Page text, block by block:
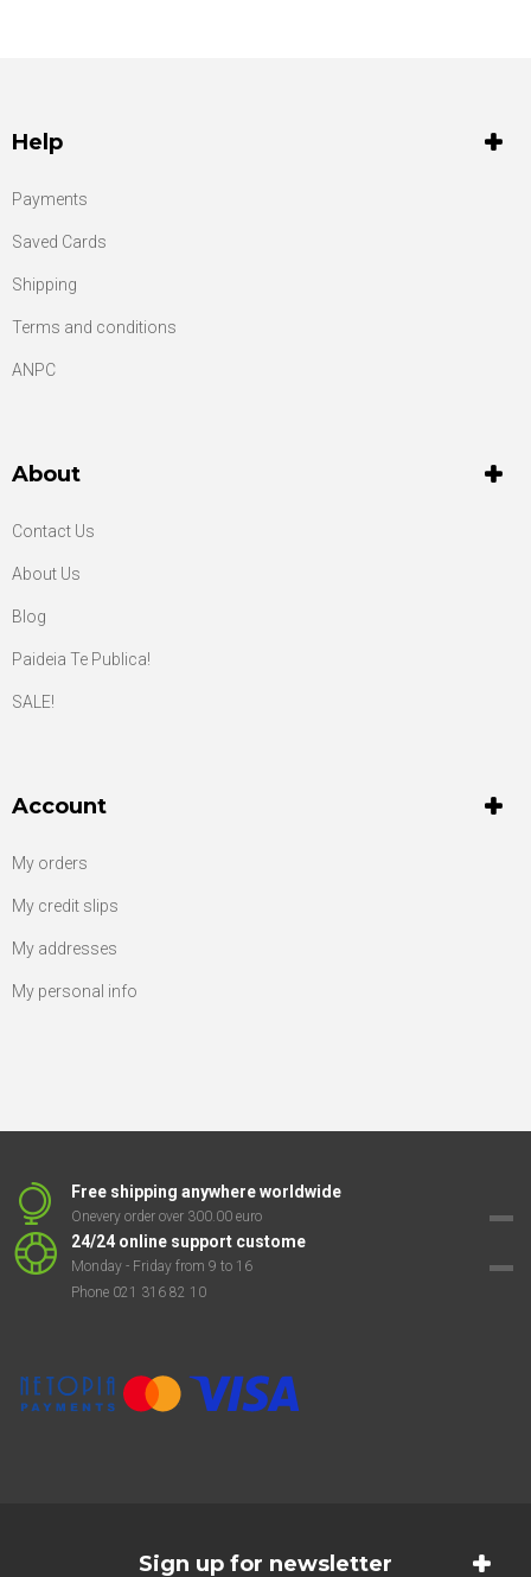
Help
Payments
Saved Cards
Shipping
Terms and conditions
ANPC
About
Contact Us
About Us
Blog
Paideia Te Publica!
SALE!
Account
My orders
My credit slips
My addresses
My personal info
Free shipping anywhere worldwide
Onevery order over 300.00 euro
24/24 online support custome
Monday - Friday from 9 to 16
Phone 021 316 82 10
Sign up for newsletter